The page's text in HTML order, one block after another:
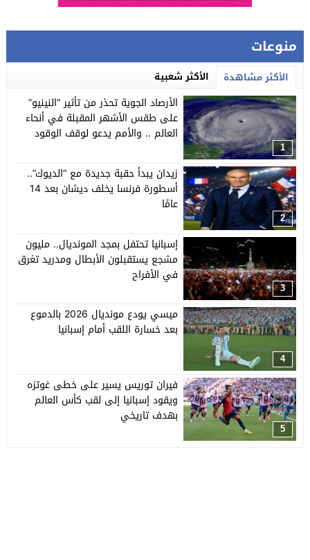
منوعات
الأكثر مشاهدة الأكثر شعبية
1
الأرصاد الجوية تحذر من تأثير “النينيو”
على طقس الأشهر المقبلة في أنحاء
العالم .. والأمم يدعو لوقف الوقود
2
زيدان يبدأ حقبة جديدة مع “الديوك”..
أسطورة فرنسا يخلف ديشان بعد 14
عامًا
3
إسبانيا تحتفل بمجد المونديال.. مليون
مشجع يستقبلون الأبطال ومدريد تغرق
في الأفراح
4
ميسي يودع مونديال 2026 بالدموع
بعد خسارة اللقب أمام إسبانيا
5
فيران توريس يسير على خطى غوتزه
ويقود إسبانيا إلى لقب كأس العالم
بهدف تاريخي